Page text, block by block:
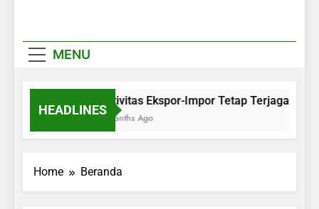
MENU
HEADLINES
Aktivitas Ekspor-Impor Tetap Terjaga
7 Months Ago
Home Beranda